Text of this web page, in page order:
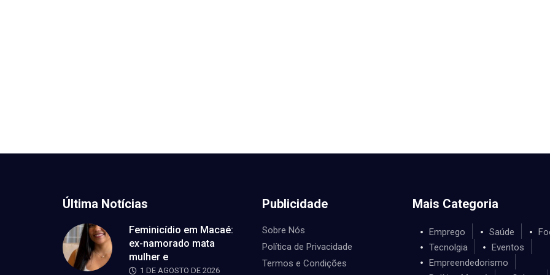
Última Notícias
Feminicídio em Macaé:
ex-namorado mata
mulher e
1 DE AGOSTO DE 2026
Publicidade
Sobre Nós
Política de Privacidade
Termos e Condições
Mais Categoria
Emprego Saúde
Tecnolgia
Eventos
Empreendedorismo